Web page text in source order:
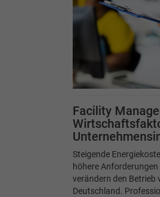
Facility
Steigende
höhere
verändern den Betrieb
Deutschland.